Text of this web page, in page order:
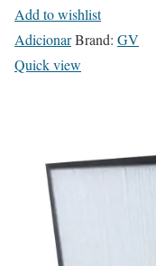
Add to wishlist
AdicionarBrand: GV
Quick view